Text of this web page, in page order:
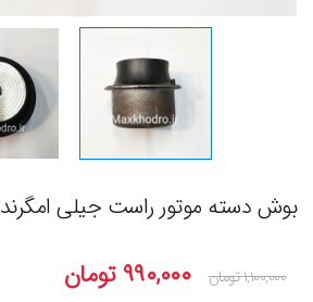
بوش دسته موتور راست جیلی امگرند۷
۱,۱۰۰,۰۰۰تومان ۹۹۰,۰۰۰ تومان